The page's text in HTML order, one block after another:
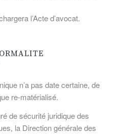
l’Acte d’avocat.
n’a pas date certaine, de
re-matérialisé.
de sécurité juridique des
la Direction générale des